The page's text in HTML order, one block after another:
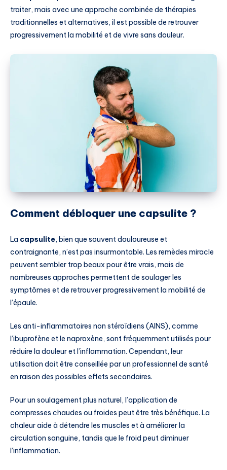
traiter, mais avec une approche combinée de thérapies
traditionnelles et alternatives, il est possible de retrouver
progressivement la mobilité et de vivre sans douleur.
Comment débloquer une capsulite ?
La capsulite, bien que souvent douloureuse et
contraignante, n’est pas insurmontable. Les remèdes miracle
peuvent sembler trop beaux pour être vrais, mais de
nombreuses approches permettent de soulager les
symptômes et de retrouver progressivement la mobilité de
l’épaule.
Les anti-inflammatoires non stéroïdiens (AINS), comme
l’ibuprofène et le naproxène, sont fréquemment utilisés pour
réduire la douleur et l’inflammation. Cependant, leur
utilisation doit être conseillée par un professionnel de santé
en raison des possibles effets secondaires.
Pour un soulagement plus naturel, l’application de
compresses chaudes ou froides peut être très bénéfique. La
chaleur aide à détendre les muscles et à améliorer la
circulation sanguine, tandis que le froid peut diminuer
l’inflammation.